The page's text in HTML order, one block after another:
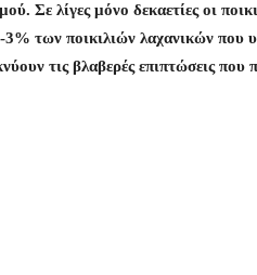
λίγες μόνο δεκαετίες οι
3% των ποικιλιών λαχανικών που
τις βλαβερές επιπτώσεις